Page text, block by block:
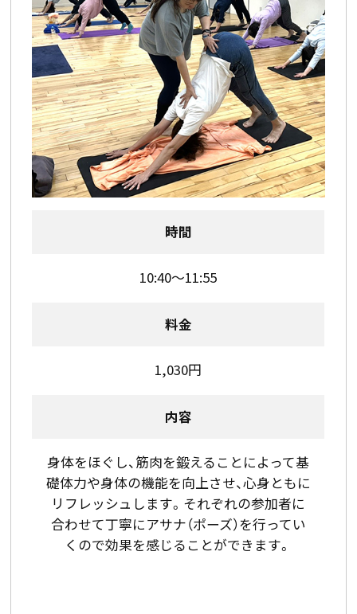
時間
10:40～11:55
料金
1,030円
内容
身体をほぐし、筋肉を鍛えることによって基
礎体力や身体の機能を向上させ、心身ともに
リフレッシュします。それぞれの参加者に
合わせて丁寧にアサナ（ポーズ）を行ってい
くので効果を感じることができます。